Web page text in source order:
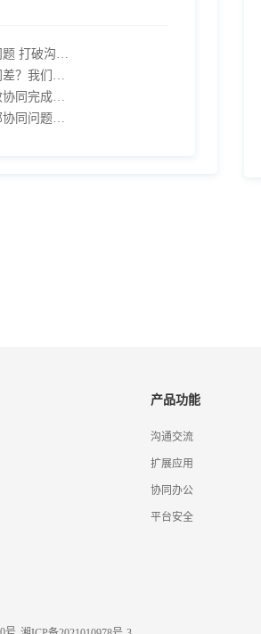
如何解决集团内业务协同存在的问题 打破沟通壁垒
企业整体协作合力不足？部门协同差？我们来帮您攻破！
团队在线协作攻略：多人如何高效协同完成任务？
从管理到沟通：解决集团公司内部协同问题的关键
产品功能
沟通交流
扩展应用
协同办公
平台安全